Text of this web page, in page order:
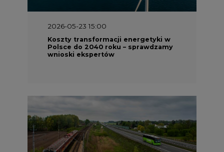
2026-05-23 15:00
Koszty transformacji energetyki w
Polsce do 2040 roku – sprawdzamy
wnioski ekspertów